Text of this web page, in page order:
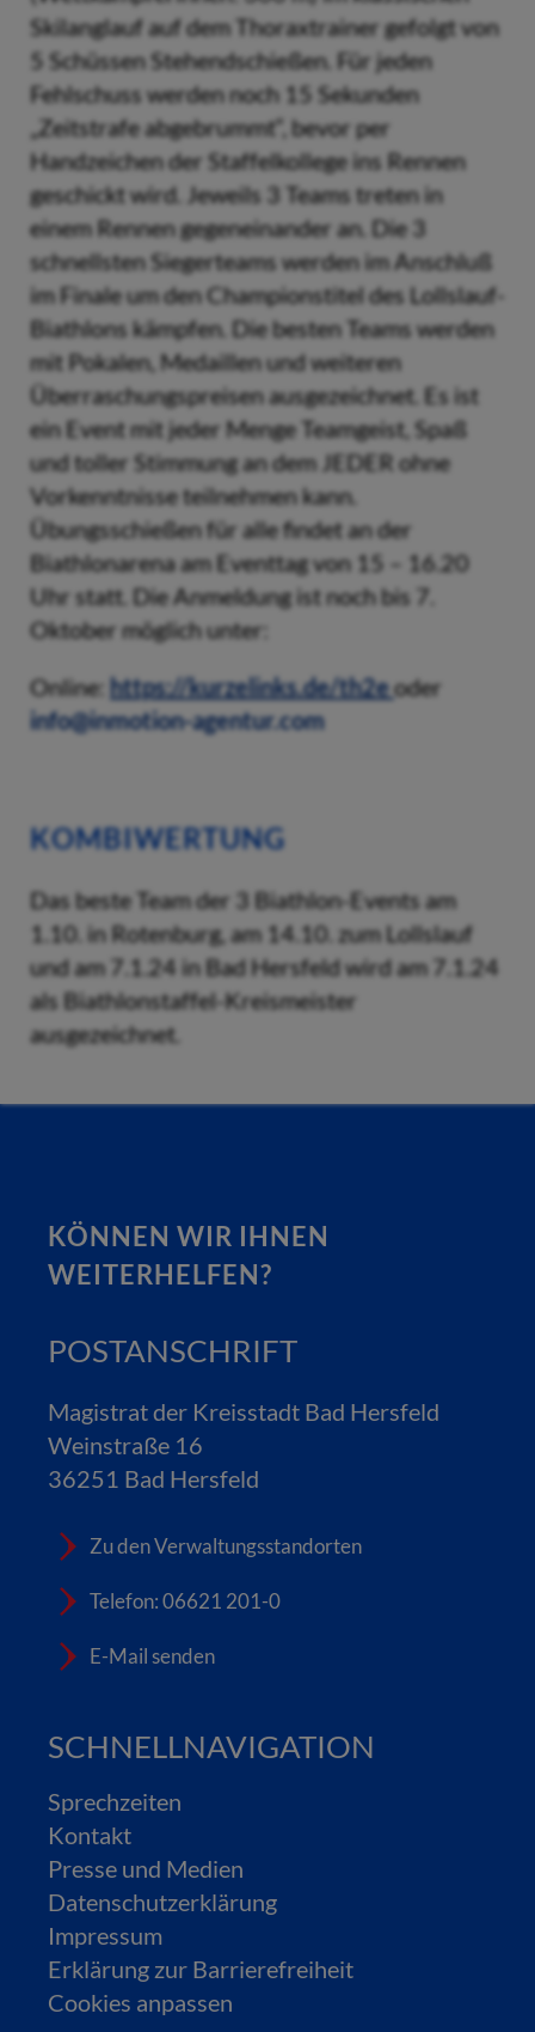
Skilanglauf auf dem Thoraxtrainer gefolgt von
5 Schüssen Stehendschießen. Für jeden
Fehlschuss werden noch 15 Sekunden
„Zeitstrafe abgebrummt“, bevor per
Handzeichen der Staffelkollege ins Rennen
geschickt wird. Jeweils 3 Teams treten in
einem Rennen gegeneinander an. Die 3
schnellsten Siegerteams werden im Anschluß
im Finale um den Championstitel des Lollslauf-
Biathlons kämpfen. Die besten Teams werden
mit Pokalen, Medaillen und weiteren
Überraschungspreisen ausgezeichnet. Es ist
ein Event mit jeder Menge Teamgeist, Spaß
und toller Stimmung an dem JEDER ohne
Vorkenntnisse teilnehmen kann.
Übungsschießen für alle findet an der
Biathlonarena am Eventtag von 15 – 16.20
Uhr statt. Die Anmeldung ist noch bis 7.
Oktober möglich unter:
Online: https://kurzelinks.de/th2eoder
info@inmotion-agentur.com
KOMBIWERTUNG
Das beste Team der 3 Biathlon-Events am
1.10. in Rotenburg, am 14.10. zum Lollslauf
und am 7.1.24 in Bad Hersfeld wird am 7.1.24
als Biathlonstaffel-Kreismeister
ausgezeichnet.
KÖNNEN WIR IHNEN
WEITERHELFEN?
POSTANSCHRIFT
Magistrat der Kreisstadt Bad Hersfeld
Weinstraße 16
36251 Bad Hersfeld
Zu den Verwaltungsstandorten
Telefon: 06621 201-0
E-Mail senden
SCHNELLNAVIGATION
Sprechzeiten
Kontakt
Presse und Medien
Datenschutzerklärung
Impressum
Erklärung zur Barrierefreiheit
Cookies anpassen